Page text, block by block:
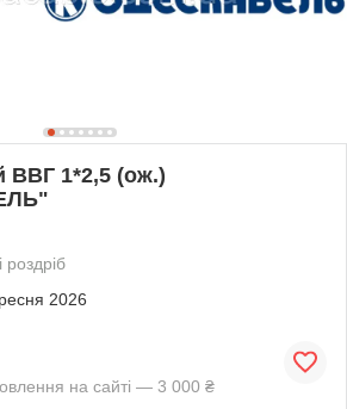
ВВГ 1*2,5 (ож.)
роздріб
2026
на сайті — 3 000 ₴